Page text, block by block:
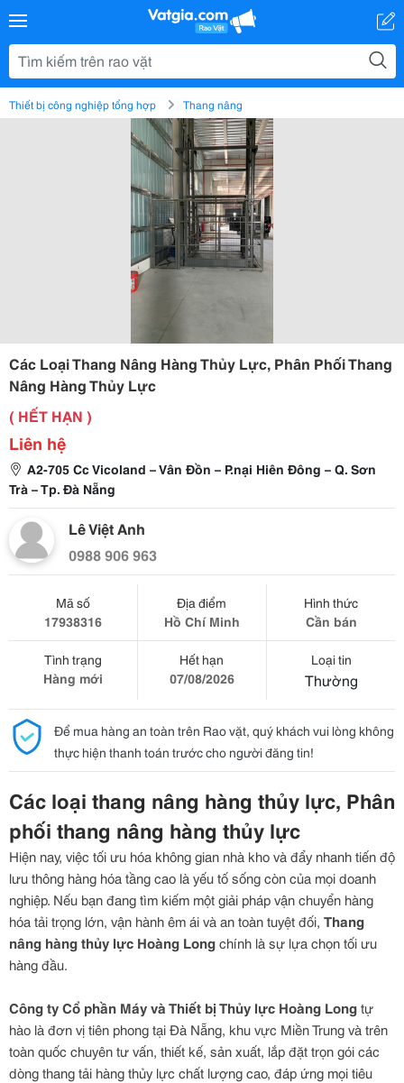
Thiết bị công nghiệp tổng hợp Thang nâng
Các Loại Thang Nâng Hàng Thủy Lực, Phân Phối Thang
Nâng Hàng Thủy Lực
( HẾT HẠN )
Liên hệ
A2-705 Cc Vicoland – Vân Đồn – P.nại Hiên Đông – Q. Sơn
Trà – Tp. Đà Nẵng
Lê Việt Anh
0988 906 963
Mã số
17938316
Địa điểm
Hồ Chí Minh
Hình thức
Cần bán
Tình trạng
Hàng mới
Hết hạn
07/08/2026
Loại tin
Thường
Để mua hàng an toàn trên Rao vặt, quý khách vui lòng không
thực hiện thanh toán trước cho người đăng tin!
Các loại thang nâng hàng thủy lực, Phân
phối thang nâng hàng thủy lực
Hiện nay, việc tối ưu hóa không gian nhà kho và đẩy nhanh tiến độ
lưu thông hàng hóa tầng cao là yếu tố sống còn của mọi doanh
nghiệp. Nếu bạn đang tìm kiếm một giải pháp vận chuyển hàng
hóa tải trọng lớn, vận hành êm ái và an toàn tuyệt đối, Thang
nâng hàng thủy lực Hoàng Longchính là sự lựa chọn tối ưu
hàng đầu.
Công ty Cổ phần Máy và Thiết bị Thủy lực Hoàng Longtự
hào là đơn vị tiên phong tại Đà Nẵng, khu vực Miền Trung và trên
toàn quốc chuyên tư vấn, thiết kế, sản xuất, lắp đặt trọn gói các
dòng thang tải hàng thủy lực chất lượng cao, đáp ứng mọi tiêu